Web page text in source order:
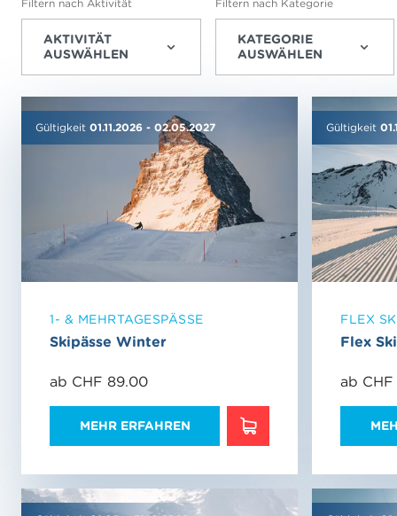
Filtern nach Aktivität
AKTIVITÄT
AUSWÄHLEN
Filtern nach Kategorie
KATEGORIE
AUSWÄHLEN
Gültigkeit 01.11.2026 - 02.05.2027
1- & MEHRTAGESPÄSSE
Skipässe Winter
ab CHF 89.00
MEHR ERFAHREN MEHR ERFAHREN
Gültigkeit
FLEX
Flex
ab CHF